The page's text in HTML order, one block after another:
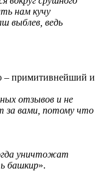
нам кучу
выблев, ведь
– примитивнейший и
отзывов и не
за вами, потому что
уничтожат
башкир».